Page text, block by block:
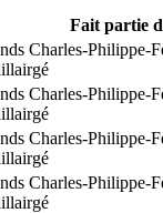
Fait partie
Charles-Philippe-
Charles-Philippe-
Charles-Philippe-
Charles-Philippe-